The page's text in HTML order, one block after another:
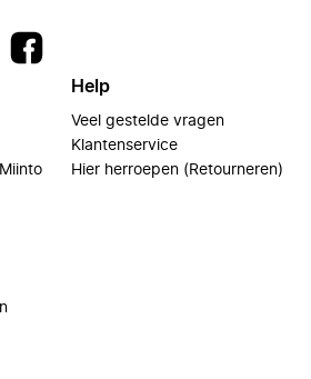
Help
Veel gestelde vragen
Klantenservice
Hier herroepen (Retourneren)